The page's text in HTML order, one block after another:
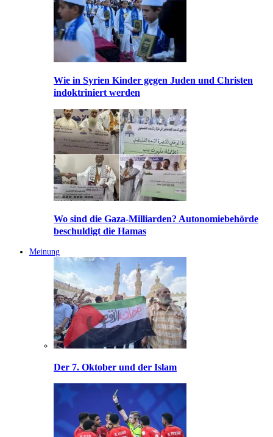
Wie in Syrien Kinder gegen Juden und Christen
indoktriniert werden
Wo sind die Gaza-Milliarden? Autonomiebehörde
beschuldigt die Hamas
Meinung
Der 7. Oktober und der Islam